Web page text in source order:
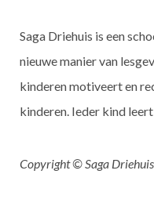
Saga Driehuis is een
nieuwe manier van
kinderen motiveert en
kinderen. Ieder kind
Copyright © Saga Driehuis